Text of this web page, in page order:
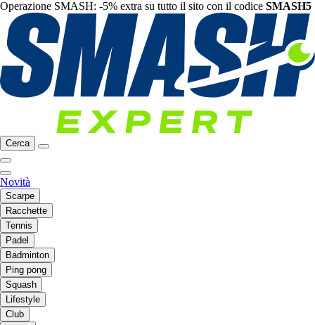
Operazione SMASH: -5% extra su tutto il sito con il codice SMASH5
Cerca
Novità
Scarpe
Racchette
Tennis
Padel
Badminton
Ping pong
Squash
Lifestyle
Club